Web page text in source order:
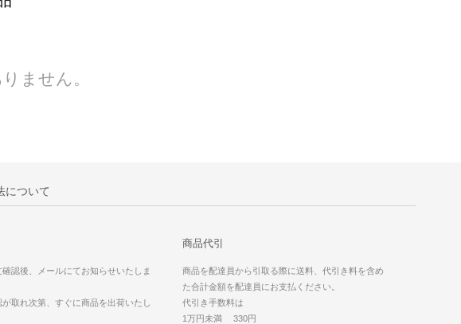
ません。
について
認後、メールにてお知らせいたしま
が取れ次第、すぐに商品を出荷いたし
商品代引
商品を配達員から引取る際に送料、代引き料を含め
た合計金額を配達員にお支払ください。
代引き手数料は
1万円未満 330円